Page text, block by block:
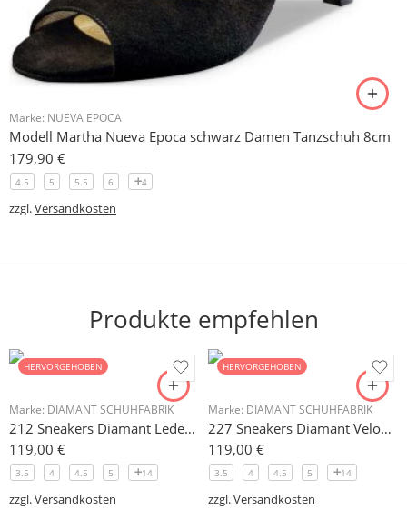
Marke: NUEVA EPOCA
Modell Martha Nueva Epoca schwarz Damen Tanzschuh 8cm
179,90 €
4.5 5 5.5 6 4
zzgl.Versandkosten
Produkte empfehlen
HERVORGEHOBEN
Marke: DIAMANT SCHUHFABRIK
212 Sneakers Diamant Leder weiss, drehfreudige Kunststoffsohle
119,00 €
3.5 4 4.5 5 14
zzgl.Versandkosten
HERVORGEHOBEN
Marke: DIAMANT SCHUHFABRIK
227 Sneakers Diamant Veloursleder hellgrau, drehfreudige Kunststoffsohle
119,00 €
3.5 4 4.5 5 14
zzgl.Versandkosten